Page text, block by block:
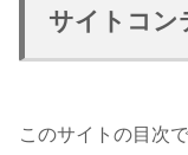
サイトコン
このサイトの目次で